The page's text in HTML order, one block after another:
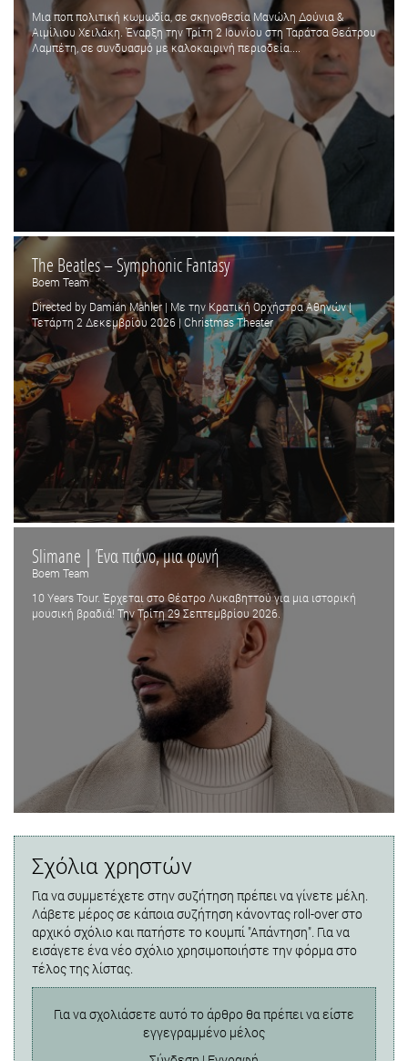
Μια ποπ πολιτική κωμωδία, σε σκηνοθεσία Μανώλη Δούνια &
Αιμίλιου Χειλάκη. Έναρξη την Τρίτη 2 Ιουνίου στη Ταράτσα Θεάτρου
Λαμπέτη, σε συνδυασμό με καλοκαιρινή περιοδεία....
The Beatles – Symphonic Fantasy
Boem Team
Directed by Damián Mahler | Με την Κρατική Ορχήστρα Αθηνών |
Τετάρτη 2 Δεκεμβρίου 2026 | Christmas Theater
Slimane | Ένα πιάνο, μια φωνή
Boem Team
10 Years Tour. Έρχεται στο Θέατρο Λυκαβηττού για μια ιστορική
μουσική βραδιά! Την Τρίτη 29 Σεπτεμβρίου 2026.
Σχόλια χρηστών
Για να συμμετέχετε στην συζήτηση πρέπει να γίνετε μέλη.
Λάβετε μέρος σε κάποια συζήτηση κάνοντας roll-over στο
αρχικό σχόλιο και πατήστε το κουμπί "Απάντηση". Για να
εισάγετε ένα νέο σχόλιο χρησιμοποιήστε την φόρμα στο
τέλος της λίστας.
Για να σχολιάσετε αυτό το άρθρο θα πρέπει να είστε
εγγεγραμμένο μέλος